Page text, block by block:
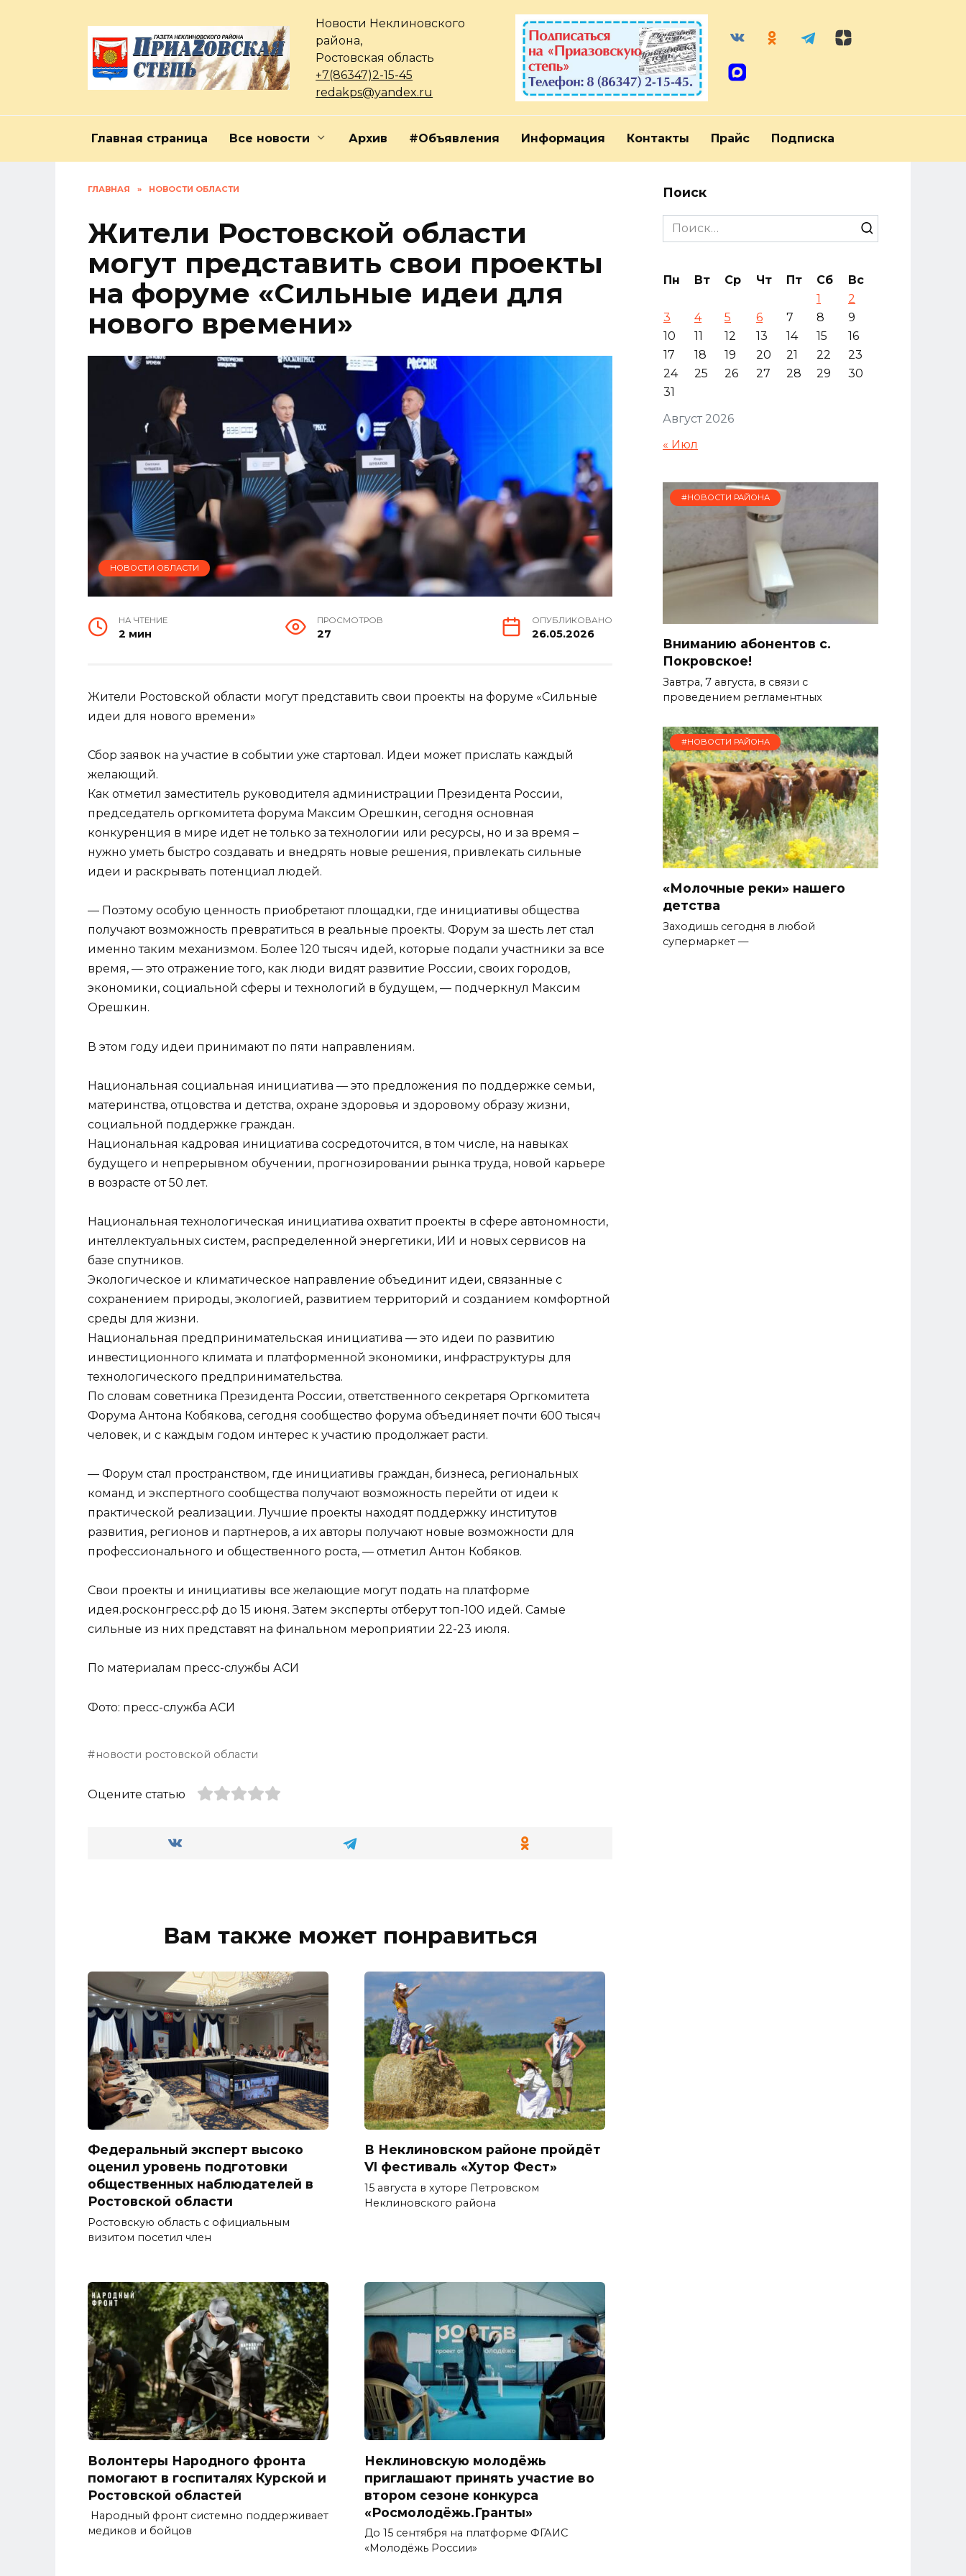
Новости Неклиновского
района,
Ростовская область
+7(86347)2-15-45
redakps@yandex.ru
Главная страница Все новости Архив #Объявления Информация Контакты Прайс Подписка
ГЛАВНАЯ » НОВОСТИ ОБЛАСТИ
Жители Ростовской области
могут представить свои проекты
на форуме «Сильные идеи для
нового времени»
НОВОСТИ ОБЛАСТИ
НА ЧТЕНИЕ
2 мин
ПРОСМОТРОВ
27
ОПУБЛИКОВАНО
26.05.2026
Жители Ростовской области могут представить свои проекты на форуме «Сильные
идеи для нового времени»
Сбор заявок на участие в событии уже стартовал. Идеи может прислать каждый
желающий.
Как отметил заместитель руководителя администрации Президента России,
председатель оргкомитета форума Максим Орешкин, сегодня основная
конкуренция в мире идет не только за технологии или ресурсы, но и за время –
нужно уметь быстро создавать и внедрять новые решения, привлекать сильные
идеи и раскрывать потенциал людей.
— Поэтому особую ценность приобретают площадки, где инициативы общества
получают возможность превратиться в реальные проекты. Форум за шесть лет стал
именно таким механизмом. Более 120 тысяч идей, которые подали участники за все
время, — это отражение того, как люди видят развитие России, своих городов,
экономики, социальной сферы и технологий в будущем, — подчеркнул Максим
Орешкин.
В этом году идеи принимают по пяти направлениям.
Национальная социальная инициатива — это предложения по поддержке семьи,
материнства, отцовства и детства, охране здоровья и здоровому образу жизни,
социальной поддержке граждан.
Национальная кадровая инициатива сосредоточится, в том числе, на навыках
будущего и непрерывном обучении, прогнозировании рынка труда, новой карьере
в возрасте от 50 лет.
Национальная технологическая инициатива охватит проекты в сфере автономности,
интеллектуальных систем, распределенной энергетики, ИИ и новых сервисов на
базе спутников.
Экологическое и климатическое направление объединит идеи, связанные с
сохранением природы, экологией, развитием территорий и созданием комфортной
среды для жизни.
Национальная предпринимательская инициатива — это идеи по развитию
инвестиционного климата и платформенной экономики, инфраструктуры для
технологического предпринимательства.
По словам советника Президента России, ответственного секретаря Оргкомитета
Форума Антона Кобякова, сегодня сообщество форума объединяет почти 600 тысяч
человек, и с каждым годом интерес к участию продолжает расти.
— Форум стал пространством, где инициативы граждан, бизнеса, региональных
команд и экспертного сообщества получают возможность перейти от идеи к
практической реализации. Лучшие проекты находят поддержку институтов
развития, регионов и партнеров, а их авторы получают новые возможности для
профессионального и общественного роста, — отметил Антон Кобяков.
Свои проекты и инициативы все желающие могут подать на платформе
идея.росконгресс.рф до 15 июня. Затем эксперты отберут топ-100 идей. Самые
сильные из них представят на финальном мероприятии 22-23 июля.
По материалам пресс-службы АСИ
Фото: пресс-служба АСИ
новости ростовской области
Оцените статью
Вам также может понравиться
Федеральный эксперт высоко
оценил уровень подготовки
общественных наблюдателей в
Ростовской области
Ростовскую область с официальным
визитом посетил член
В Неклиновском районе пройдёт
VI фестиваль «Хутор Фест»
15 августа в хуторе Петровском
Неклиновского района
Волонтеры Народного фронта
помогают в госпиталях Курской и
Ростовской областей
Народный фронт системно поддерживает
медиков и бойцов
Неклиновскую молодёжь
приглашают принять участие во
втором сезоне конкурса
«Росмолодёжь.Гранты»
До 15 сентября на платформе ФГАИС
«Молодёжь России»
Поиск
Search
for:
Август 2026
Пн Вт Ср Чт Пт Сб
Вс
1
2
3
4 5 6 7 8
9
10
11 12 13 14 15
16
17
18 19 20 21 22
23
24
25 26 27 28 29
30
31
« Июл
#НОВОСТИ РАЙОНА
Вниманию абонентов с.
Покровское!
Завтра, 7 августа, в связи с
проведением регламентных
#НОВОСТИ РАЙОНА
«Молочные реки» нашего
детства
Заходишь сегодня в любой
супермаркет —